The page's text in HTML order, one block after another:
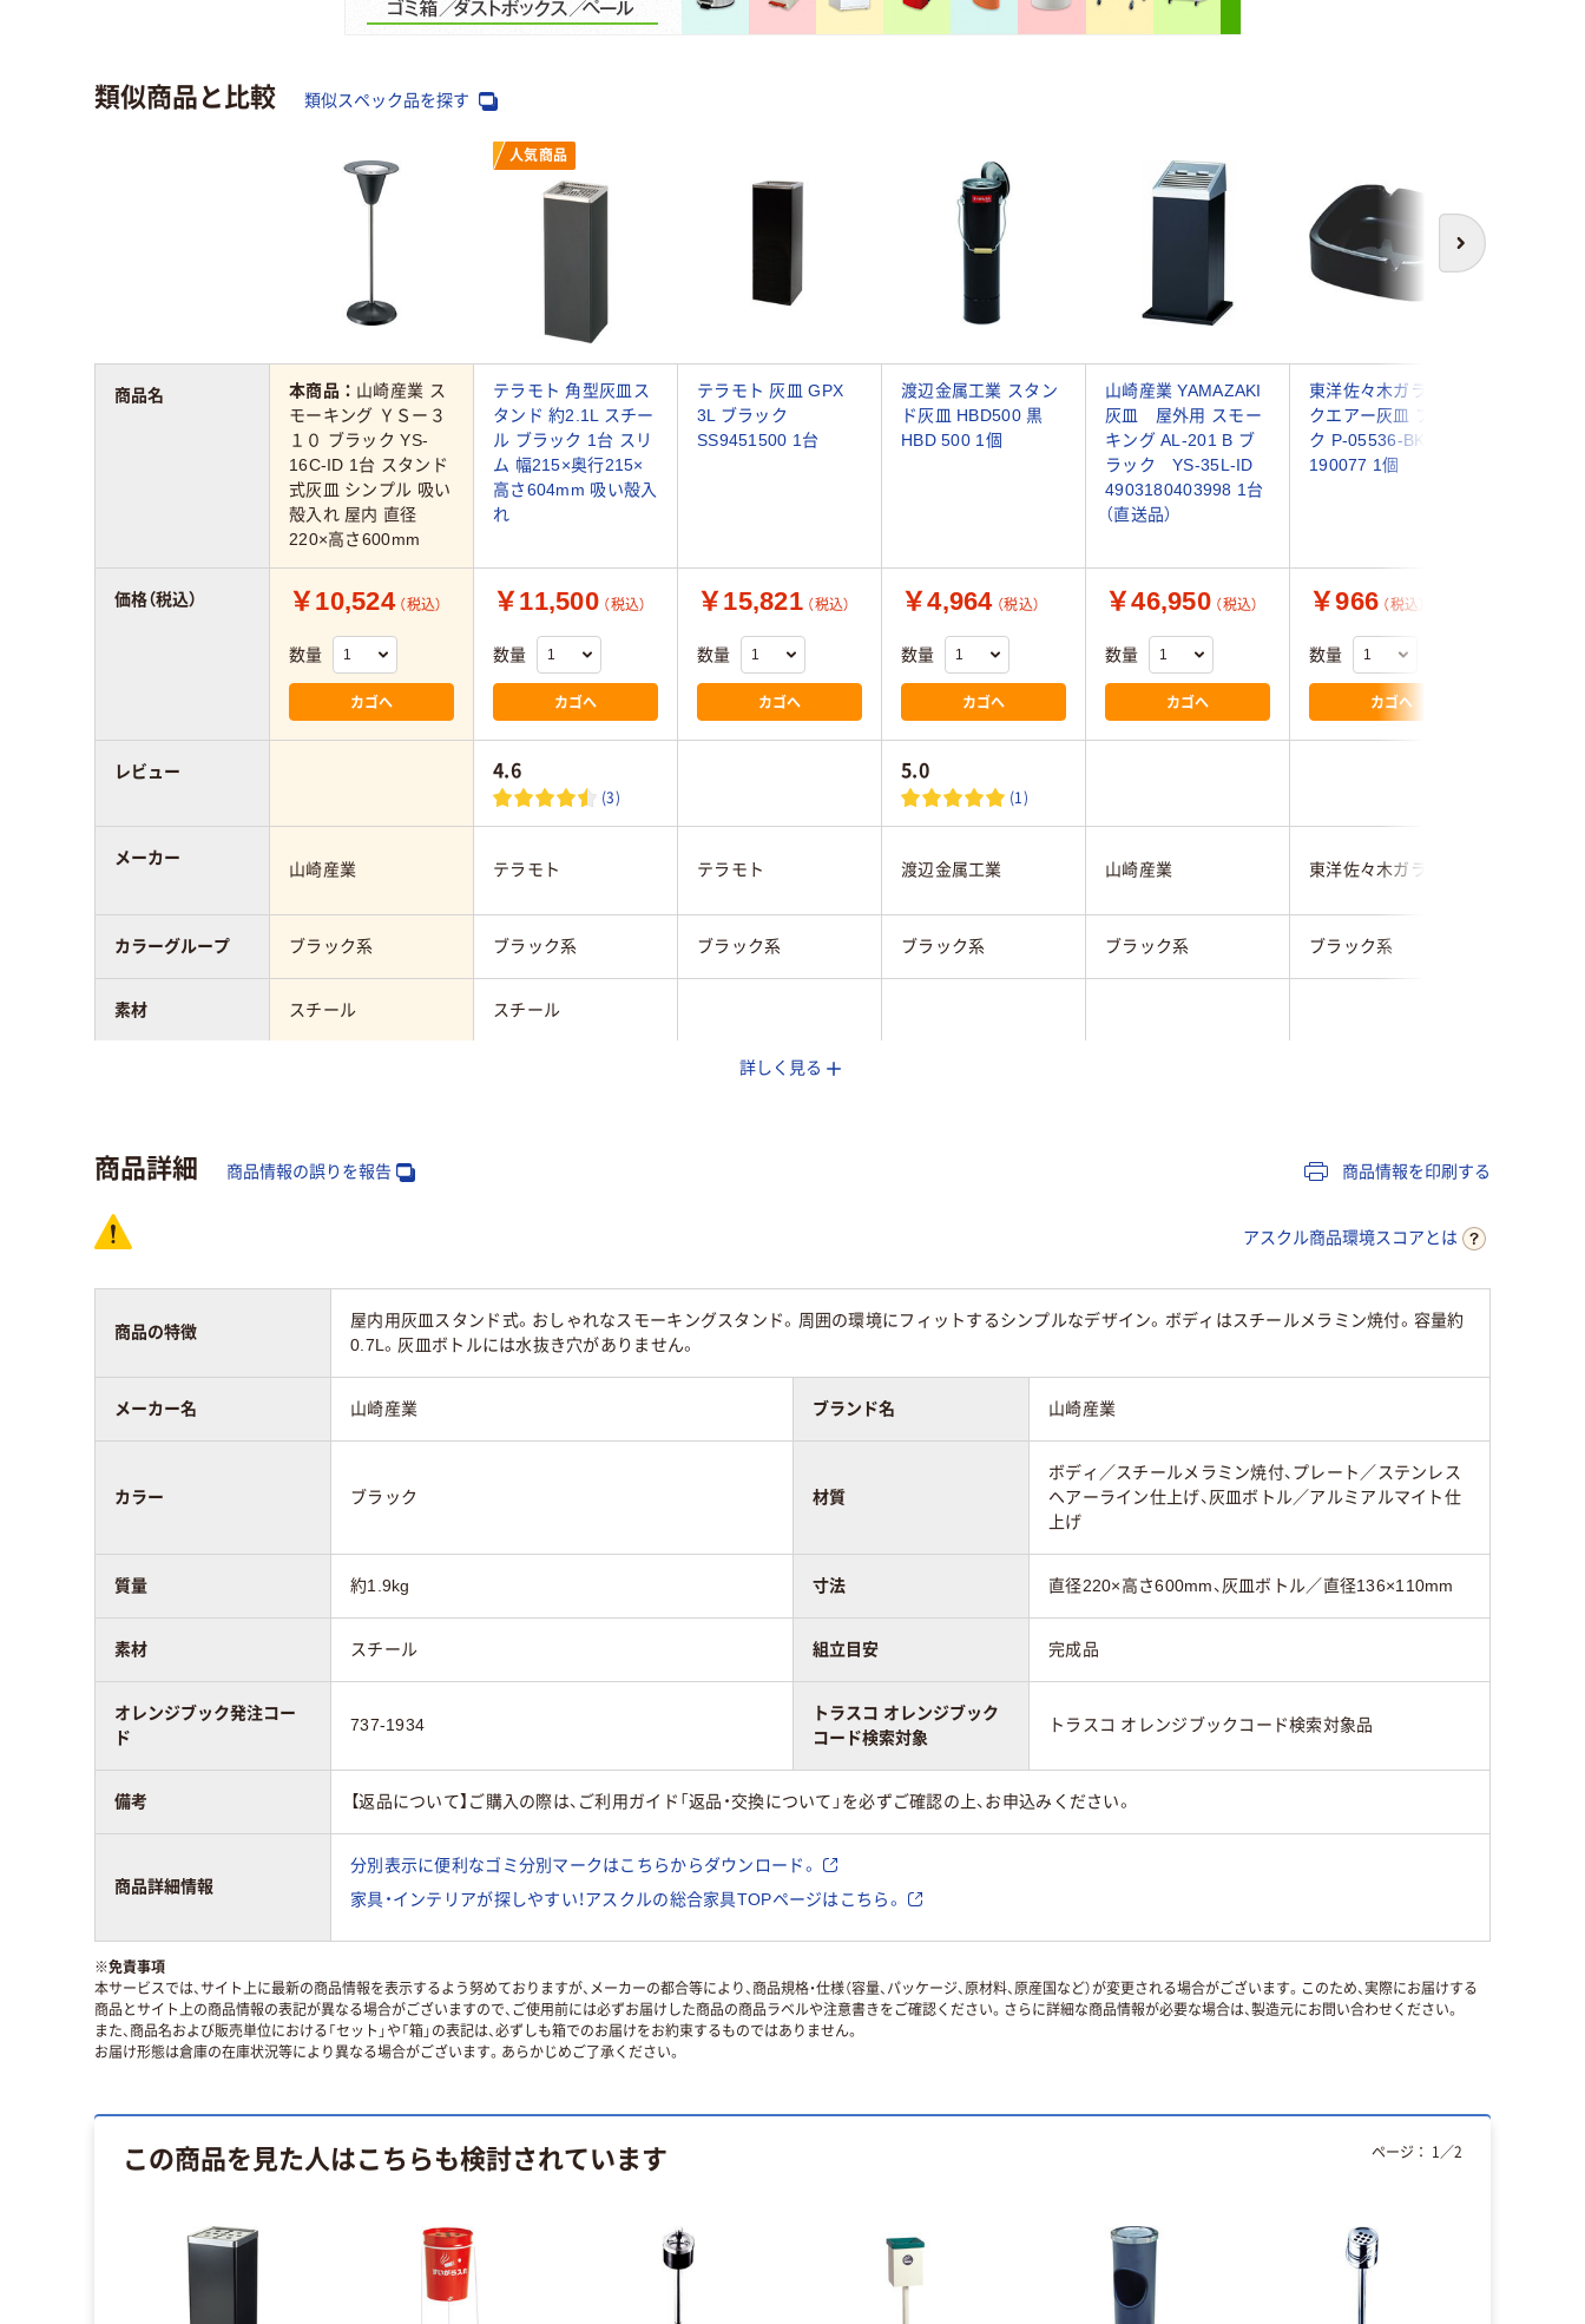
類似商品と比較 類似スペック品を探す
次へ
人気商品
本商品： 山崎産業 ス
モーキング ＹＳー３
１０ ブラック YS-
16C-ID 1台 スタンド
式灰皿 シンプル 吸い
殻入れ 屋内 直径
220×高さ600mm
テラモト 角型灰皿ス
タンド 約2.1L スチー
ル ブラック 1台 スリ
ム 幅215×奥行215×
高さ604mm 吸い殻入
れ
テラモト 灰皿 GPX
3L ブラック
SS9451500 1台
渡辺金属工業 スタン
ド灰皿 HBD500 黒
HBD 500 1個
山崎産業 YAMAZAKI
灰皿 屋外用 スモー
キング AL-201 B ブ
ラック YS-35L-ID
4903180403998 1台
（直送品）
東洋佐々木ガラス ス
クエアー灰皿 ブラッ
ク P-05536-BK-JAN
190077 1個
￥10,524 （税込）
数量
カゴへ
￥11,500 （税込）
数量
カゴへ
￥15,821 （税込）
数量
カゴへ
￥4,964 （税込）
数量
カゴへ
￥46,950 （税込）
数量
カゴへ
￥966 （税込）
数量
カゴへ
4.6
(3)
5.0
(1)
山崎産業 テラモト テラモト 渡辺金属工業 山崎産業 東洋佐々木ガラス
ブラック系 ブラック系 ブラック系 ブラック系 ブラック系 ブラック系
スチール スチール
約3.3kg
商品名
価格（税込）
レビュー
メーカー
カラーグループ
素材
詳しく見る
商品詳細 商品情報の誤りを報告 商品情報を印刷する
アスクル商品環境スコアとは
商品の特徴
屋内用灰皿スタンド式。おしゃれなスモーキングスタンド。周囲の環境にフィットするシンプルなデザイン。ボディはスチールメラミン焼付。容量約
0.7L。灰皿ボトルには水抜き穴がありません。
メーカー名 山崎産業 ブランド名 山崎産業
カラー ブラック 材質
ボディ／スチールメラミン焼付、プレート／ステンレス
ヘアーライン仕上げ、灰皿ボトル／アルミアルマイト仕
上げ
質量 約1.9kg 寸法 直径220×高さ600mm、灰皿ボトル／直径136×110mm
素材 スチール 組立目安 完成品
オレンジブック発注コー
ド
737-1934
トラスコ オレンジブック
コード検索対象
トラスコ オレンジブックコード検索対象品
備考 【返品について】ご購入の際は、ご利用ガイド「返品・交換について」を必ずご確認の上、お申込みください。
商品詳細情報
分別表示に便利なゴミ分別マークはこちらからダウンロード。
家具・インテリアが探しやすい！アスクルの総合家具TOPページはこちら。
※免責事項
本サービスでは、サイト上に最新の商品情報を表示するよう努めておりますが、メーカーの都合等により、商品規格・仕様（容量、パッケージ、原材料、原産国など）が変更される場合がございます。このため、実際にお届けする
商品とサイト上の商品情報の表記が異なる場合がございますので、ご使用前には必ずお届けした商品の商品ラベルや注意書きをご確認ください。さらに詳細な商品情報が必要な場合は、製造元にお問い合わせください。
また、商品名および販売単位における「セット」や「箱」の表記は、必ずしも箱でのお届けをお約束するものではありません。
お届け形態は倉庫の在庫状況等により異なる場合がございます。あらかじめご了承ください。
この商品を見た人はこちらも検討されています ページ： 1 ／2